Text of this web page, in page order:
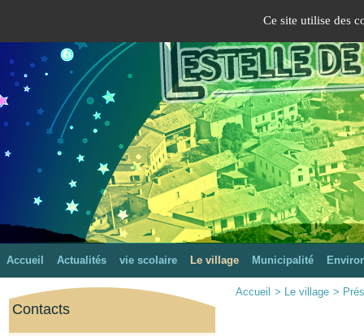
Mairie de Lestelle-de-Saint-Martory
Accueil Actualités vie scolaire Le village Municipalité
Contacts
Accueil > Le village >
Ce site utilise des